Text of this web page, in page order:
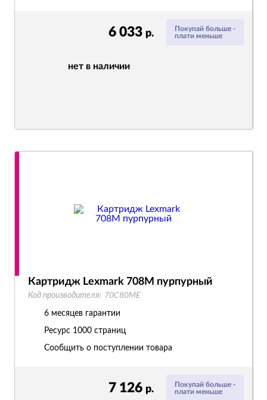
Покупай больше -
плати меньше
6 033 р.
нет в наличии
Покупай больше -
плати меньше
7 126 р.
Картридж Lexmark 708M пурпурный
Код производителя: 70C80ME
6 месяцев гарантии
Ресурс 1000 страниц
Сообщить о поступлении товара